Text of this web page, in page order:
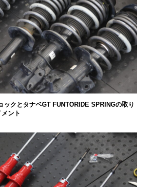
ックとタナベGT FUNTORIDE SPRINGの取り
ント